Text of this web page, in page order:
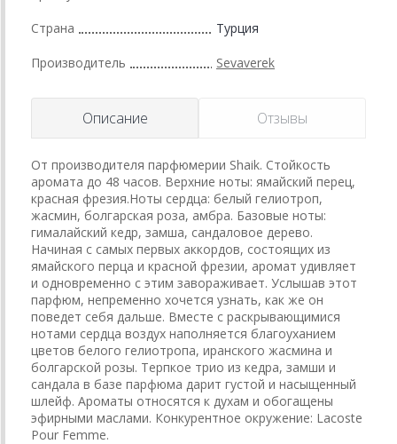
Страна Турция
Производитель Sevaverek
Описание Отзывы
От производителя парфюмерии Shaik. Стойкость
аромата до 48 часов. Верхние ноты: ямайский перец,
красная фрезия.Ноты сердца: белый гелиотроп,
жасмин, болгарская роза, амбра. Базовые ноты:
гималайский кедр, замша, сандаловое дерево.
Начиная с самых первых аккордов, состоящих из
ямайского перца и красной фрезии, аромат удивляет
и одновременно с этим завораживает. Услышав этот
парфюм, непременно хочется узнать, как же он
поведет себя дальше. Вместе с раскрывающимися
нотами сердца воздух наполняется благоуханием
цветов белого гелиотропа, иранского жасмина и
болгарской розы. Терпкое трио из кедра, замши и
сандала в базе парфюма дарит густой и насыщенный
шлейф. Ароматы относятся к духам и обогащены
эфирными маслами. Конкурентное окружение: Lacoste
Pour Femme.